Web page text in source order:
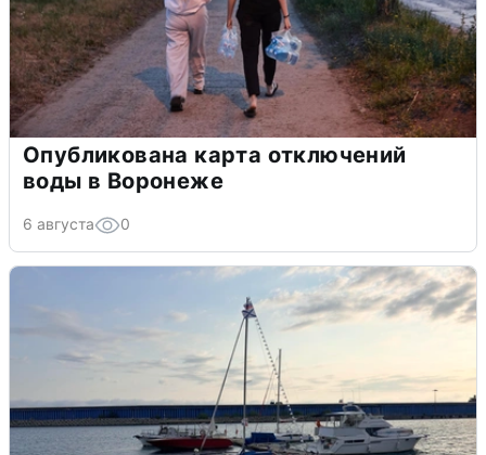
Опубликована карта отключений
воды в Воронеже
6 августа 0